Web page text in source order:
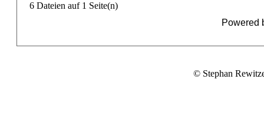
6 Dateien auf 1 Seite(n)
Powered
© Stephan